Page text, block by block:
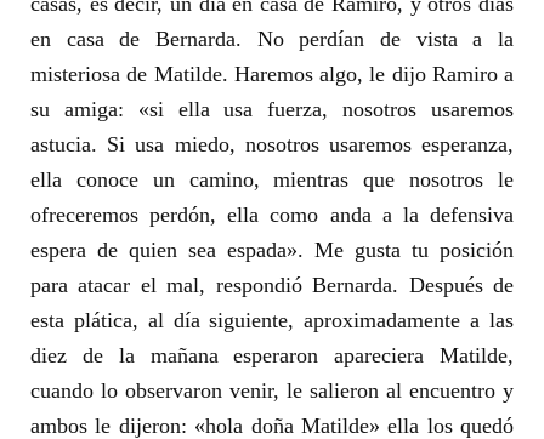
en casa de Bernarda. No perdían de vista a la
misteriosa de Matilde. Haremos algo, le dijo Ramiro a
su amiga: «si ella usa fuerza, nosotros usaremos
astucia. Si usa miedo, nosotros usaremos esperanza,
ella conoce un camino, mientras que nosotros le
ofreceremos perdón, ella como anda a la defensiva
espera de quien sea espada». Me gusta tu posición
para atacar el mal, respondió Bernarda. Después de
esta plática, al día siguiente, aproximadamente a las
diez de la mañana esperaron apareciera Matilde,
cuando lo observaron venir, le salieron al encuentro y
ambos le dijeron: «hola doña Matilde» ella los quedó